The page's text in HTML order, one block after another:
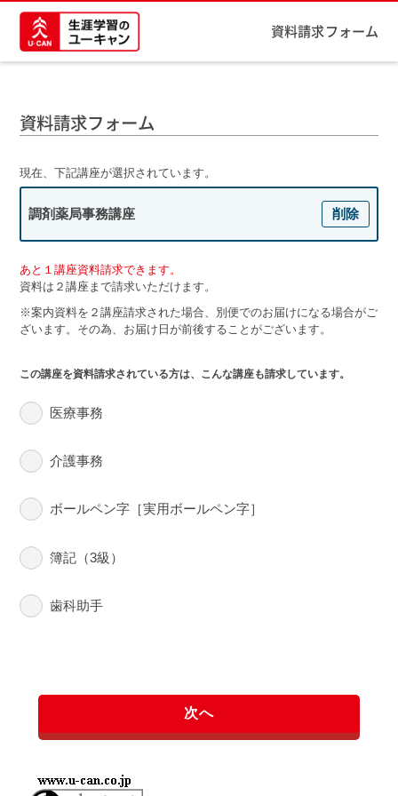
資料請求フォーム
資料請求フォーム
現在、下記講座が選択されています。
調剤薬局事務講座 削除
あと１講座資料請求できます。
資料は２講座まで請求いただけます。
※案内資料を２講座請求された場合、別便でのお届けになる場合がご
ざいます。その為、お届け日が前後することがございます。
この講座を資料請求されている方は、こんな講座も請求しています。
医療事務
介護事務
ボールペン字［実用ボールペン字］
簿記（3級）
歯科助手
次へ